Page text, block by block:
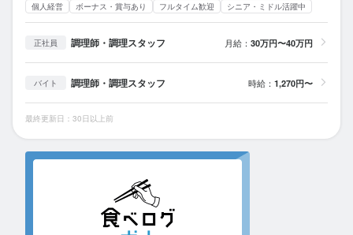
個人経営 ボーナス・賞与あり フルタイム歓迎 シニア・ミドル活躍中
正社員 調理師・調理スタッフ 月給： 30万円〜40万円
バイト 調理師・調理スタッフ 時給： 1,270円〜
最終更新日：30日以上前